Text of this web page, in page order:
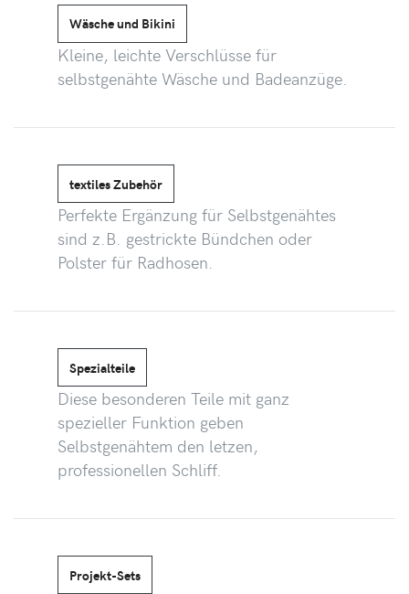
Wäsche und Bikini
Kleine, leichte Verschlüsse für
selbstgenähte Wäsche und Badeanzüge.
textiles Zubehör
Perfekte Ergänzung für Selbstgenähtes
sind z.B. gestrickte Bündchen oder
Polster für Radhosen.
Spezialteile
Diese besonderen Teile mit ganz
spezieller Funktion geben
Selbstgenähtem den letzen,
professionellen Schliff.
Projekt-Sets